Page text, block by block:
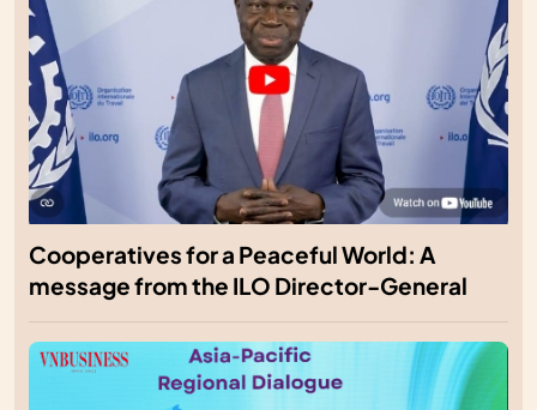
Cooperatives for a Peaceful World: A
message from the ILO Director-General